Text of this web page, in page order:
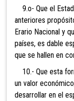
9.o- Que el
anteriores
Erario Nacional y
países, es dable
que se hallen en
10.- Que esta
un valor
desarrollar en el